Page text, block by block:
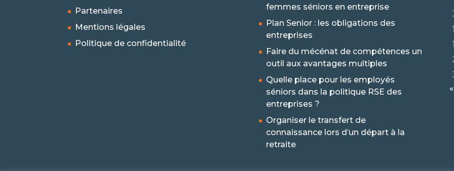
Partenaires
Mentions légales
Politique de confidentialité
femmes séniors en entreprise
Plan Senior : les obligations des
entreprises
Faire du mécénat de compétences un
outil aux avantages multiples
Quelle place pour les employés
séniors dans la politique RSE des
entreprises ?
Organiser le transfert de
connaissance lors d’un départ à la
retraite